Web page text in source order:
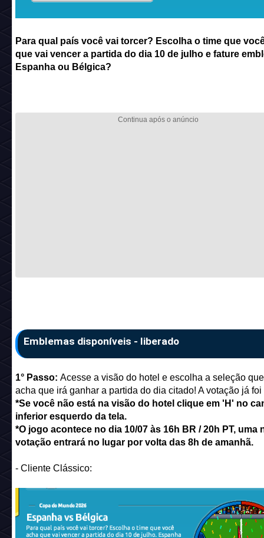
Para qual país você vai torcer? Escolha o time que
que vai vencer a partida do dia 10 de julho e fature
Espanha ou Bélgica?
Emblemas disponíveis - liberado
1° Passo: Acesse a visão do hotel e escolha a seleção
acha que irá ganhar a partida do dia citado! A votação já
*Se você não está na visão do hotel clique em 'H' no
inferior esquerdo da tela.
*O jogo acontece no dia 10/07 às 16h BR / 20h PT, uma
votação entrará no lugar por volta das 8h de amanhã.
- Cliente Clássico: